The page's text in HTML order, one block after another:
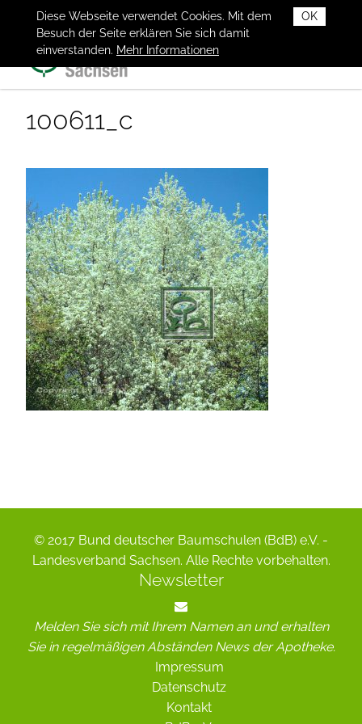
OK
Diese Webseite verwendet Cookies. Mit dem
Besuch der Seite erklären Sie sich damit
einverstanden. Mehr Informationen
100611_c
© 2017 Bund deutscher Baumschulen (BdB) e.V. -
Landesverband Sachsen. Alle Rechte vorbehalten.
Newsletter
Melden Sie sich mit Ihrem Namen an und erhalten
Sie in regelmäßigen Abständen News der Apotheke.
Impressum
Datenschutz
Kontakt